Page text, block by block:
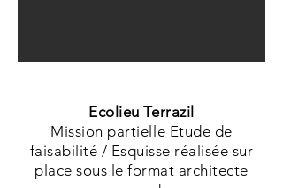
Ecolieu Terrazil
Mission partielle Etude de
faisabilité / Esquisse réalisée sur
place sous le format architecte